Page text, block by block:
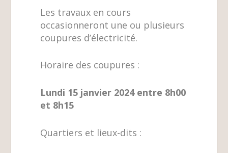
Les travaux en cours
occasionneront une ou plusieurs
coupures d’électricité.
Horaire des coupures :
Lundi 15 janvier 2024 entre 8h00
et 8h15
Quartiers et lieux-dits :